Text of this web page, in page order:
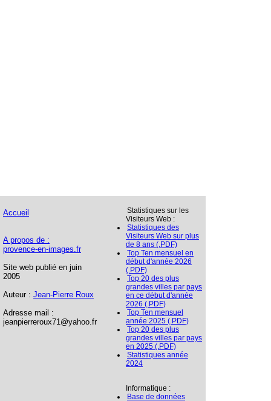
Accueil
A propos de :
provence-en-images.fr
Site web publié en juin
2005
Auteur : Jean-Pierre Roux
Adresse mail :
jeanpierreroux71@yahoo.fr
Statistiques sur les
Visiteurs Web :
Statistiques des
Visiteurs Web sur plus
de 8 ans (.PDF)
Top Ten mensuel en
début d'année 2026
(.PDF)
Top 20 des plus
grandes villes par pays
en ce début d'année
2026 (.PDF)
Top Ten mensuel
année 2025 (.PDF)
Top 20 des plus
grandes villes par pays
en 2025 (.PDF)
Statistiques année
2024
Informatique :
Base de données